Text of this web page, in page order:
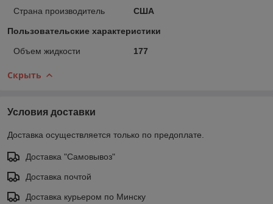
Страна производитель
США
Пользовательские характеристики
Объем жидкости 177
Скрыть
Условия доставки
Доставка осуществляется только по предоплате.
Доставка "Самовывоз"
Доставка почтой
Доставка курьером по Минску